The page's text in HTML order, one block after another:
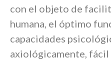
con el objeto de
humana, el óptimo
capacidades
axiológicamente,